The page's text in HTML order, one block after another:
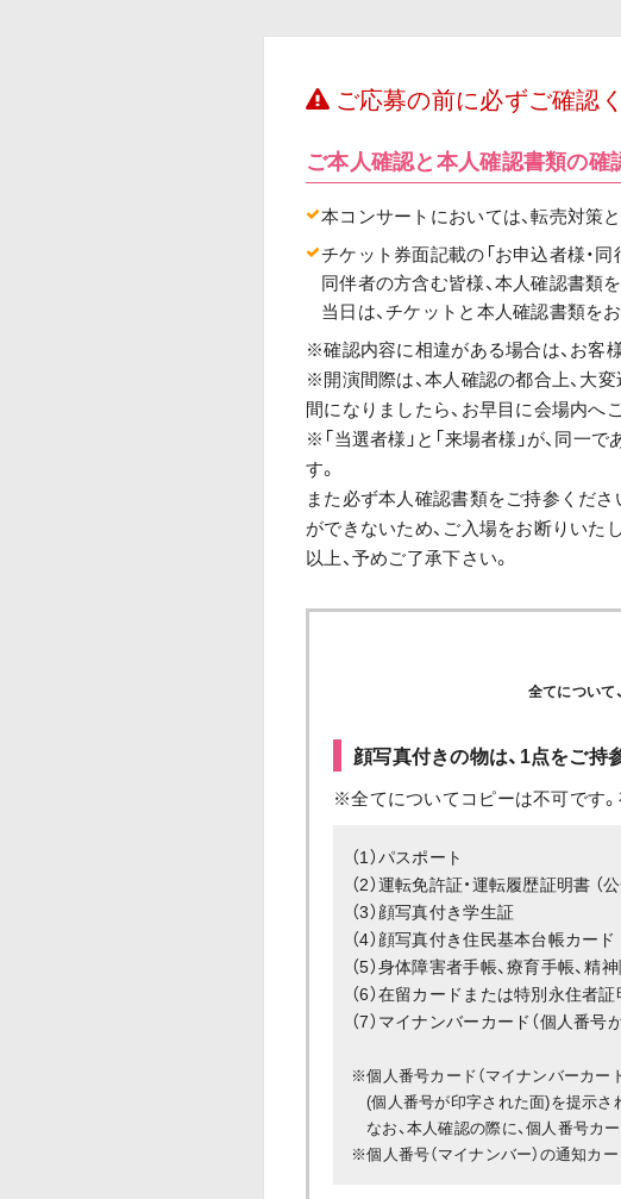
ご応募の前に必ずご確認
ご本人確認と本人確認書類の確
本コンサートにおいては、転売対策
チケット券面記載の「お申込者様・
同伴者の方含む皆様、本人確認書類
当日は、チケットと本人確認書類を
※確認内容に相違がある場合は、お客
※開演間際は、本人確認の都合上、大
間になりましたら、お早目に会場内へ
※「当選者様」と「来場者様」が、同
す。
また必ず本人確認書類をご持参くだ
ができないため、ご入場をお断りいた
以上、予めご了承下さい。
全てについて
顔写真付きの物は、1点をご持
※全てについてコピーは不可です
（1）パスポート
（2）運転免許証・運転履歴証明書
（3）顔写真付き学生証
（4）顔写真付き住民基本台帳カード
（5）身体障害者手帳、療育手帳、
（6）在留カードまたは特別永住者
（7）マイナンバーカード（個人番
※個人番号カード（マイナンバーカー
(個人番号が印字された面)を提示さ
なお、本人確認の際に、個人番号カ
※個人番号（マイナンバー）の通知カ